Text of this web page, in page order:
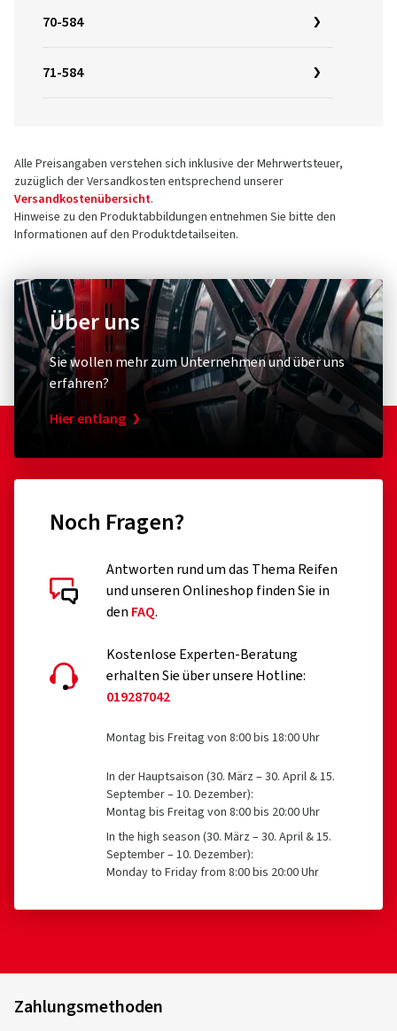
70-584
71-584
Alle Preisangaben verstehen sich inklusive der Mehrwertsteuer,
zuzüglich der Versandkosten entsprechend unserer
Versandkostenübersicht.
Hinweise zu den Produktabbildungen entnehmen Sie bitte den
Informationen auf den Produktdetailseiten.
Über uns
Sie wollen mehr zum Unternehmen und über uns
erfahren?
Hier entlang
Noch Fragen?
Antworten rund um das Thema Reifen
und unseren Onlineshop finden Sie in
den FAQ.
Kostenlose Experten-Beratung
erhalten Sie über unsere Hotline:
019287042
Montag bis Freitag von 8:00 bis 18:00 Uhr
In der Hauptsaison (30. März – 30. April & 15.
September – 10. Dezember):
Montag bis Freitag von 8:00 bis 20:00 Uhr
In the high season (30. März – 30. April & 15.
September – 10. Dezember):
Monday to Friday from 8:00 bis 20:00 Uhr
Zahlungsmethoden